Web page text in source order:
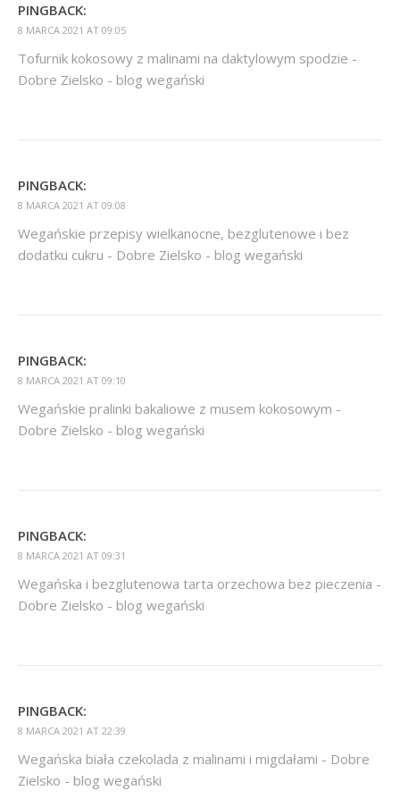
PINGBACK:
8 MARCA 2021 AT 09:05
Tofurnik kokosowy z malinami na daktylowym spodzie -
Dobre Zielsko - blog wegański
PINGBACK:
8 MARCA 2021 AT 09:08
Wegańskie przepisy wielkanocne, bezglutenowe i bez
dodatku cukru - Dobre Zielsko - blog wegański
PINGBACK:
8 MARCA 2021 AT 09:10
Wegańskie pralinki bakaliowe z musem kokosowym -
Dobre Zielsko - blog wegański
PINGBACK:
8 MARCA 2021 AT 09:31
Wegańska i bezglutenowa tarta orzechowa bez pieczenia -
Dobre Zielsko - blog wegański
PINGBACK:
8 MARCA 2021 AT 22:39
Wegańska biała czekolada z malinami i migdałami - Dobre
Zielsko - blog wegański